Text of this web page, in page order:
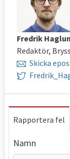
Fredrik
Redaktör,
Skicka
Rapportera fel
Namn